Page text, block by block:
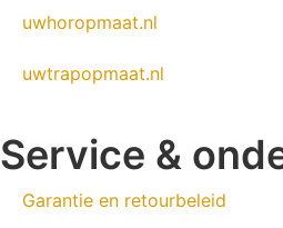
uwhoropmaat.nl
uwtrapopmaat.nl
Service &
Garantie en retourbeleid